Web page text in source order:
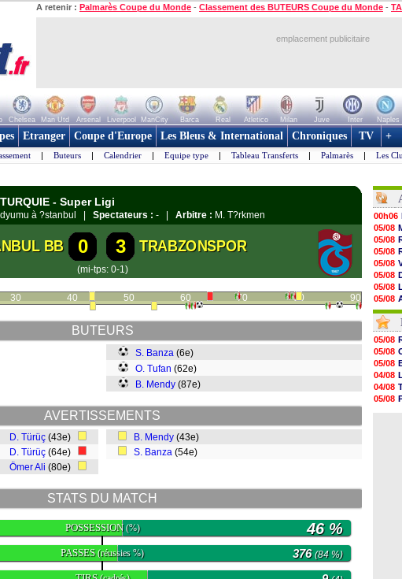
A retenir : Palmarès Coupe du Monde - Classement des BUTEURS Coupe du Monde -
emplacement publicitaire
Chelsea Man Utd Arsenal Liverpool ManCity Barca Real Atletico Milan Juve Inter Naples
Etranger Coupe d'Europe Les Bleus & International Chroniques TV +
| Buteurs | Calendrier | Equipe type | Tableau Transferts | Palmarès | Les
- Super Ligi
à ?stanbul | Spectateurs : - | Arbitre : M. T?rkmen
BB 0 3 TRABZONSPOR
(mi-tps: 0-1)
30 40 50 60 70 80 90
BUTEURS
S. Banza (6e)
O. Tufan (62e)
B. Mendy (87e)
AVERTISSEMENTS
D. Türüç (43e)
D. Türüç (64e)
Ömer Ali (80e)
B. Mendy (43e)
S. Banza (54e)
STATS DU MATCH
POSSESSION(%) 46 %
PASSES(réussies %) 376(84 %)
00h06
05/08
05/08
05/08
05/08
05/08
05/08
05/08
05/08
05/08
05/08
05/08
05/08
05/08
05/08
05/08
05/08
05/08
05/08
05/08
04/08
04/08
05/08